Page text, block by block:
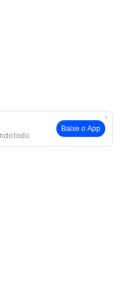
todo
Baixe o App